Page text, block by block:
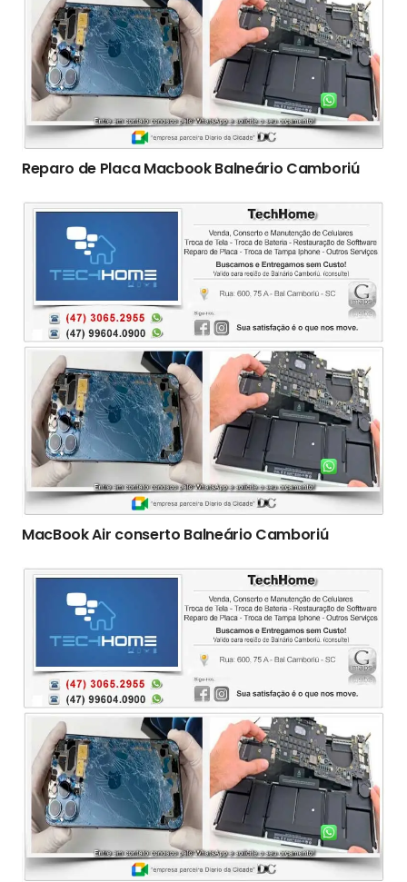
Reparo de Placa Macbook Balneário Camboriú
MacBook Air conserto Balneário Camboriú